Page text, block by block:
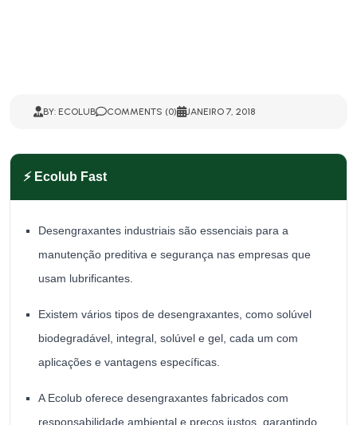
BY: ECOLUB COMMENTS (0) JANEIRO 7, 2018
⚡ Ecolub Fast
Desengraxantes industriais são essenciais para a
manutenção preditiva e segurança nas empresas que
usam lubrificantes.
Existem vários tipos de desengraxantes, como solúvel
biodegradável, integral, solúvel e gel, cada um com
aplicações e vantagens específicas.
A Ecolub oferece desengraxantes fabricados com
responsabilidade ambiental e preços justos, garantindo